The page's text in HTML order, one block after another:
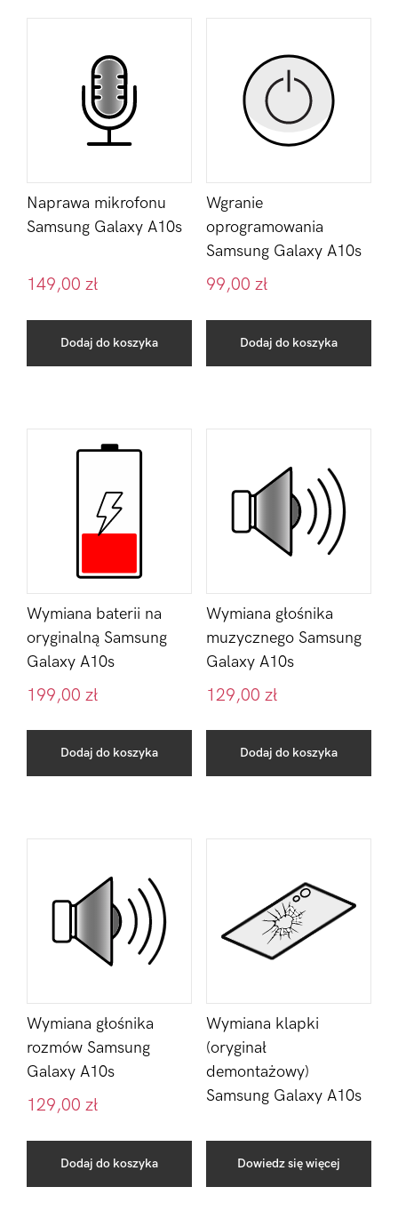
Naprawa mikrofonu
Samsung Galaxy A10s
149,00 zł
Dodaj do koszyka
Wgranie
oprogramowania
Samsung Galaxy A10s
99,00 zł
Dodaj do koszyka
Wymiana baterii na
oryginalną Samsung
Galaxy A10s
199,00 zł
Dodaj do koszyka
Wymiana głośnika
muzycznego Samsung
Galaxy A10s
129,00 zł
Dodaj do koszyka
Wymiana głośnika
rozmów Samsung
Galaxy A10s
129,00 zł
Dodaj do koszyka
Wymiana klapki
(oryginał
demontażowy)
Samsung Galaxy A10s
Dowiedz się więcej